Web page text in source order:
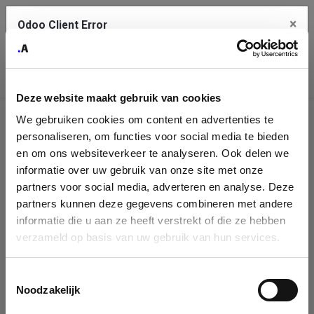
Deze website maakt gebruik van cookies
We gebruiken cookies om content en advertenties te
personaliseren, om functies voor social media te bieden
en om ons websiteverkeer te analyseren. Ook delen we
informatie over uw gebruik van onze site met onze
partners voor social media, adverteren en analyse. Deze
partners kunnen deze gegevens combineren met andere
informatie die u aan ze heeft verstrekt of die ze hebben
verzameld op basis van uw gebruik van hun services.
Noodzakelijk
Company
Identification
Please fill in your company details
You can search a company in our database by name, VAT or
enterprise ID. When a company is selected it will auto-complete the
form. If you don't find your company in our database, you can create
Odoo Client Error ×
service.
See details
Ok